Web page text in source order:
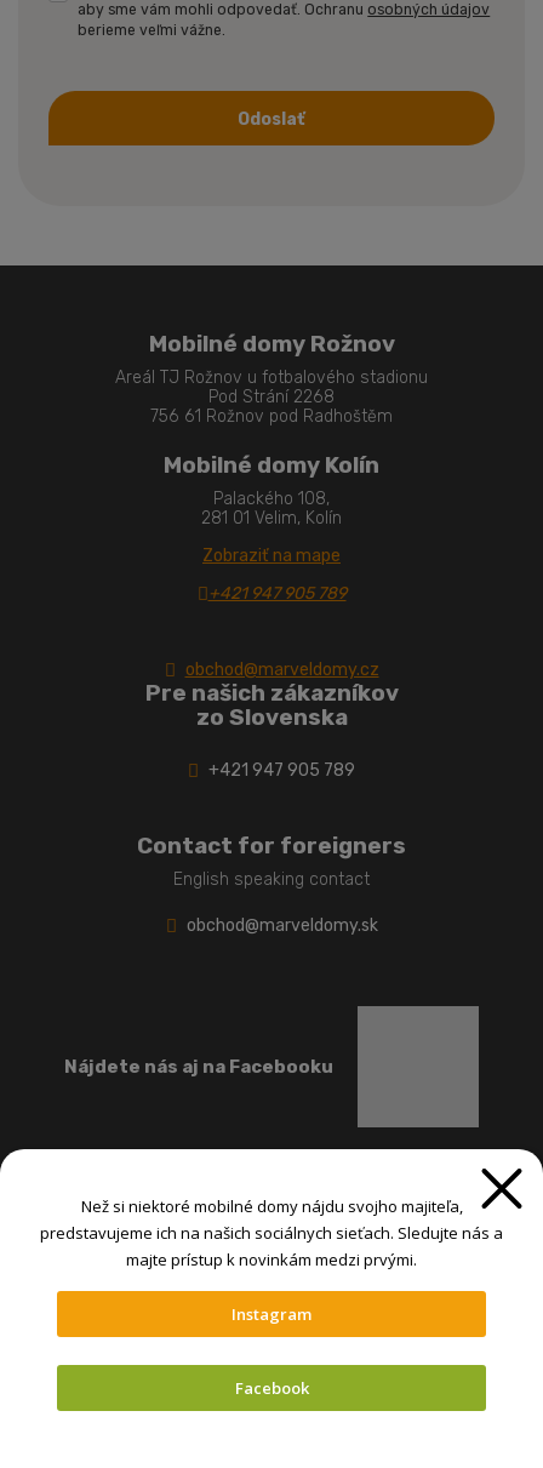
aby sme vám mohli odpovedať. Ochranu osobných údajov
berieme veľmi vážne.
Odoslať
Mobilné domy Rožnov
Areál TJ Rožnov u fotbalového stadionu
Pod Strání 2268
756 61 Rožnov pod Radhoštěm
Mobilné domy Kolín
Palackého 108,
281 01 Velim, Kolín
Zobraziť na mape
+421 947 905 789
obchod@marveldomy.cz
Pre našich zákazníkov
zo Slovenska
+421 947 905 789
Contact for foreigners
English speaking contact
obchod@marveldomy.sk
Nájdete nás aj na Facebooku
Podmienky použitia
VYTVORILA
Než si niektoré mobilné domy nájdu svojho majiteľa,
predstavujeme ich na našich sociálnych sieťach. Sledujte nás a
majte prístup k novinkám medzi prvými.
Instagram
Facebook